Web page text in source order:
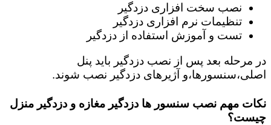
نصب سخت افزاری دزدگیر
تنظیمات نرم افزاری دزدگیر
تست و آموزش استفاده از دزدگیر
در مرحله بعد پس از نصب دزدگیر باید پنل
اصلی،سنسورها،و آژیرهای دزدگیر نصب شوند.
نکات مهم نصب سنسور ها دزدگیر مغازه و دزدگیر منزل
چیست؟